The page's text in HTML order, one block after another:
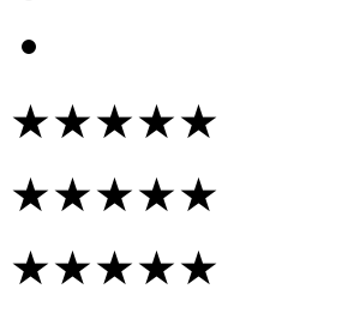
★★★★★
★★★★★
★★★★★